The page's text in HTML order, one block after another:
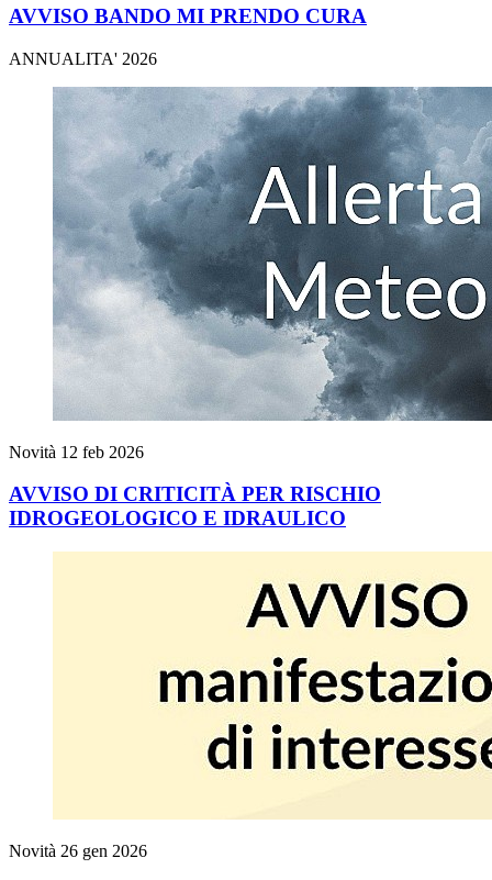
AVVISO BANDO MI PRENDO CURA
ANNUALITA' 2026
Novità 12 feb 2026
AVVISO DI CRITICITÀ PER RISCHIO
IDROGEOLOGICO E IDRAULICO
Novità 26 gen 2026